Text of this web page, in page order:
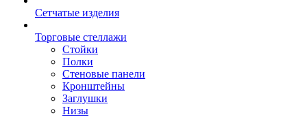
Сетчатые изделия
Торговые стеллажи
Стойки
Полки
Стеновые панели
Кронштейны
Заглушки
Низы